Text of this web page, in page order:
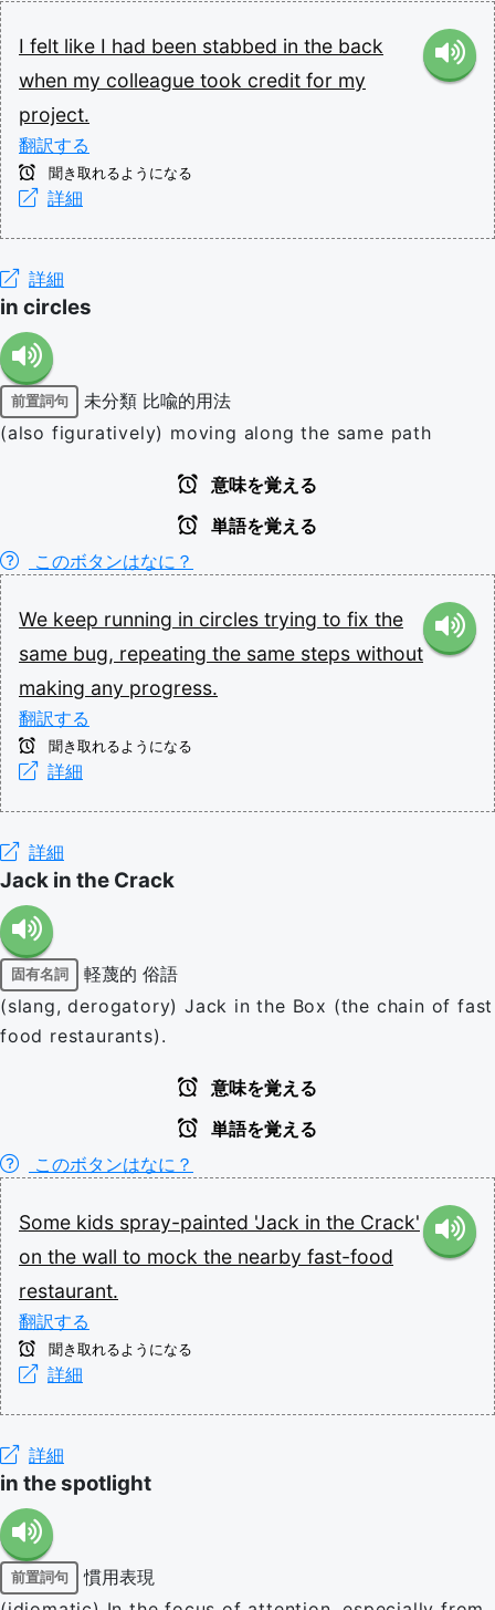
I felt like I had been stabbed in the back
when my colleague took credit for my
project.
翻訳する
聞き取れるようになる
詳細
詳細
in circles
前置詞句 未分類 比喩的用法
(also figuratively) moving along the same path
意味を覚える
単語を覚える
このボタンはなに？
We keep running in circles trying to fix the
same bug, repeating the same steps without
making any progress.
翻訳する
聞き取れるようになる
詳細
詳細
Jack in the Crack
固有名詞 軽蔑的 俗語
(slang, derogatory) Jack in the Box (the chain of fast
food restaurants).
意味を覚える
単語を覚える
このボタンはなに？
Some kids spray-painted 'Jack in the Crack'
on the wall to mock the nearby fast-food
restaurant.
翻訳する
聞き取れるようになる
詳細
詳細
in the spotlight
前置詞句
慣用表現